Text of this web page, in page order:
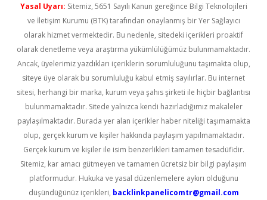
Yasal Uyarı: Sitemiz, 5651 Sayılı Kanun gereğince Bilgi Teknolojileri
ve İletişim Kurumu (BTK) tarafından onaylanmış bir Yer Sağlayıcı
olarak hizmet vermektedir. Bu nedenle, sitedeki içerikleri proaktif
olarak denetleme veya araştırma yükümlülüğümüz bulunmamaktadır.
Ancak, üyelerimiz yazdıkları içeriklerin sorumluluğunu taşımakta olup,
siteye üye olarak bu sorumluluğu kabul etmiş sayılırlar. Bu internet
sitesi, herhangi bir marka, kurum veya şahıs şirketi ile hiçbir bağlantısı
bulunmamaktadır. Sitede yalnızca kendi hazırladığımız makaleler
paylaşılmaktadır. Burada yer alan içerikler haber niteliği taşımamakta
olup, gerçek kurum ve kişiler hakkında paylaşım yapılmamaktadır.
Gerçek kurum ve kişiler ile isim benzerlikleri tamamen tesadüfidir.
Sitemiz, kar amacı gütmeyen ve tamamen ücretsiz bir bilgi paylaşım
platformudur. Hukuka ve yasal düzenlemelere aykırı olduğunu
düşündüğünüz içerikleri, backlinkpanelicomtr@gmail.com